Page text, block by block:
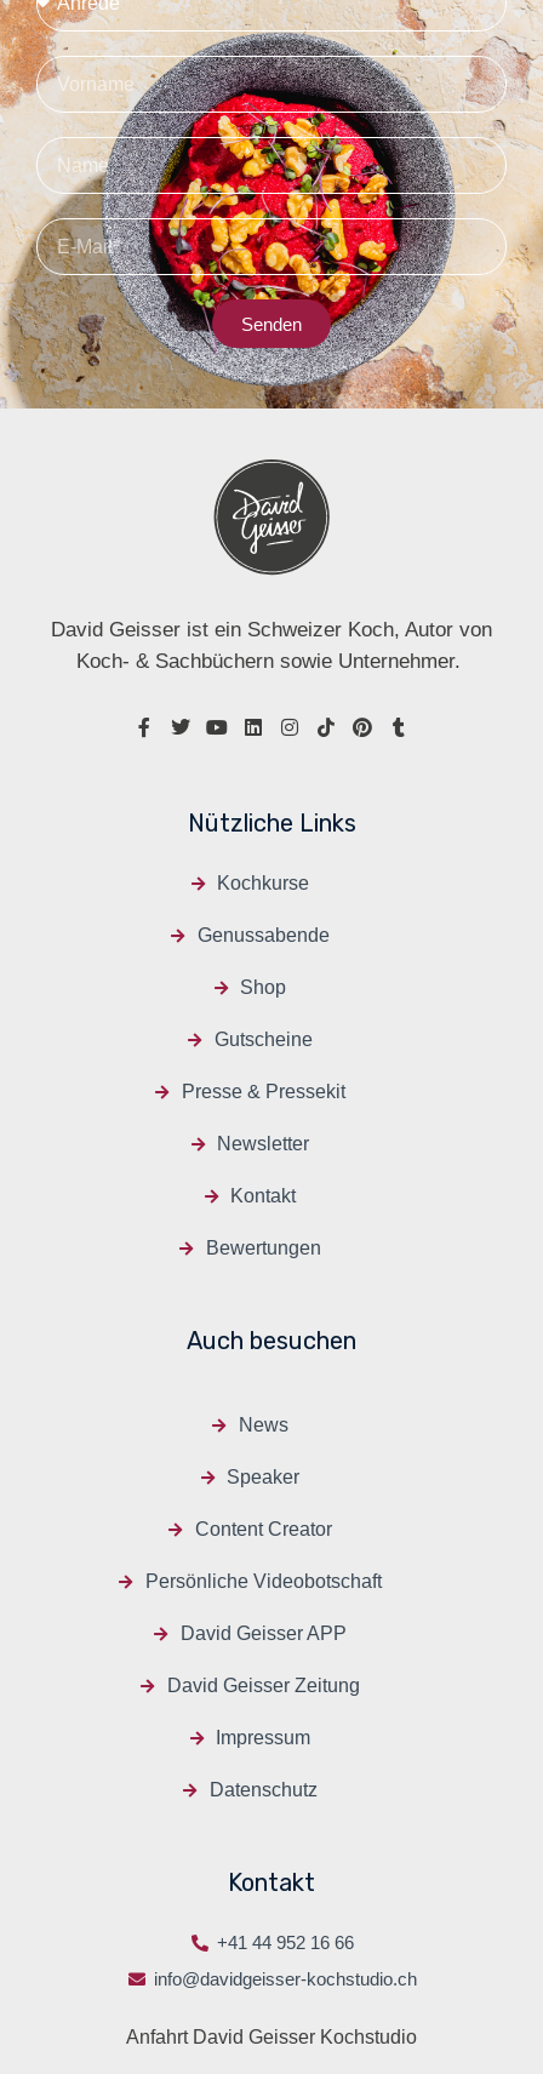
Senden
David Geisser ist ein Schweizer Koch, Autor von
Koch- & Sachbüchern sowie Unternehmer.
Nützliche Links
Kochkurse
Genussabende
Shop
Gutscheine
Presse & Pressekit
Newsletter
Kontakt
Bewertungen
Auch besuchen
News
Speaker
Content Creator
Persönliche Videobotschaft
David Geisser APP
David Geisser Zeitung
Impressum
Datenschutz
Kontakt
+41 44 952 16 66
info@davidgeisser-kochstudio.ch
Anfahrt David Geisser Kochstudio